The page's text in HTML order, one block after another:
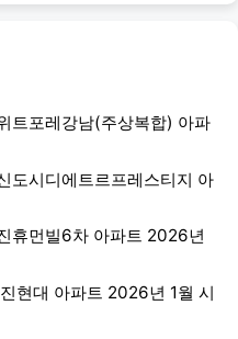
트포레강남(주상복합) 아파
도시디에트르프레스티지 아
휴먼빌6차 아파트 2026년
현대 아파트 2026년 1월 시